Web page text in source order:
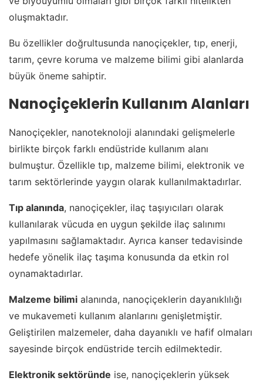
oluşmaktadır.
Bu özellikler doğrultusunda nanoçiçekler, tıp, enerji,
tarım, çevre koruma ve malzeme bilimi gibi alanlarda
büyük öneme sahiptir.
Nanoçiçeklerin Kullanım Alanları
Nanoçiçekler, nanoteknoloji alanındaki gelişmelerle
birlikte birçok farklı endüstride kullanım alanı
bulmuştur. Özellikle tıp, malzeme bilimi, elektronik ve
tarım sektörlerinde yaygın olarak kullanılmaktadırlar.
Tıp alanında, nanoçiçekler, ilaç taşıyıcıları olarak
kullanılarak vücuda en uygun şekilde ilaç salınımı
yapılmasını sağlamaktadır. Ayrıca kanser tedavisinde
hedefe yönelik ilaç taşıma konusunda da etkin rol
oynamaktadırlar.
Malzeme bilimi alanında, nanoçiçeklerin dayanıklılığı
ve mukavemeti kullanım alanlarını genişletmiştir.
Geliştirilen malzemeler, daha dayanıklı ve hafif olmaları
sayesinde birçok endüstride tercih edilmektedir.
Elektronik sektöründe ise, nanoçiçeklerin yüksek